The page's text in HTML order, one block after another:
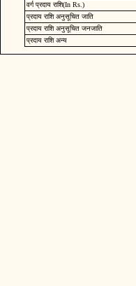
वर्ग प्रदाय राशि(In Rs.)
प्रदाय राशि अनुसूचित जाति
प्रदाय राशि अनुसूचित जनजाति
प्रदाय राशि अन्य